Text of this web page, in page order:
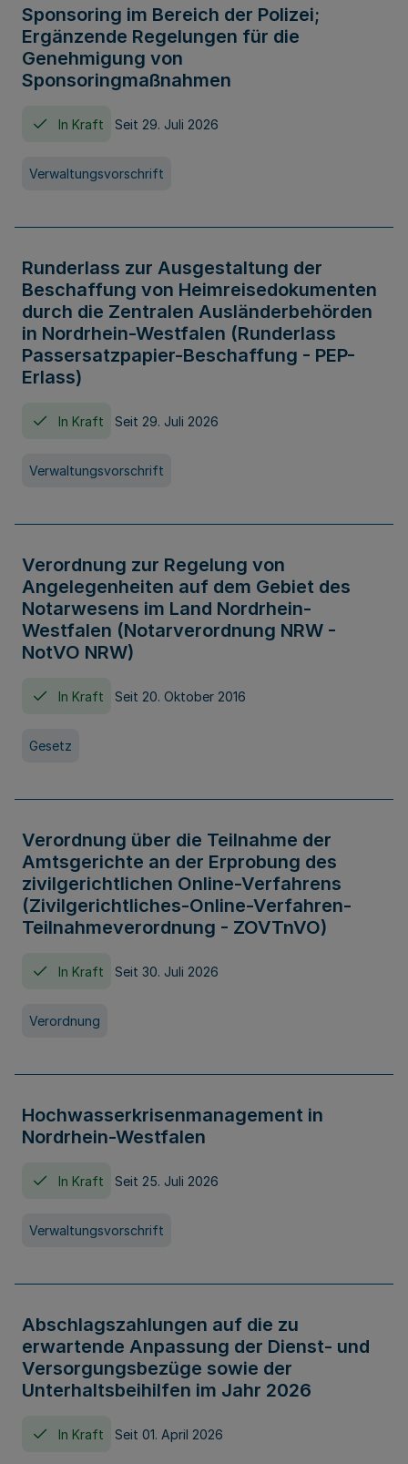
Sponsoring im Bereich der Polizei;
Ergänzende Regelungen für die
Genehmigung von
Sponsoringmaßnahmen
In Kraft Seit 29. Juli 2026
Verwaltungsvorschrift
Runderlass zur Ausgestaltung der
Beschaffung von Heimreisedokumenten
durch die Zentralen Ausländerbehörden
in Nordrhein-Westfalen (Runderlass
Passersatzpapier-Beschaffung - PEP-
Erlass)
In Kraft Seit 29. Juli 2026
Verwaltungsvorschrift
Verordnung zur Regelung von
Angelegenheiten auf dem Gebiet des
Notarwesens im Land Nordrhein-
Westfalen (Notarverordnung NRW -
NotVO NRW)
In Kraft Seit 20. Oktober 2016
Gesetz
Verordnung über die Teilnahme der
Amtsgerichte an der Erprobung des
zivilgerichtlichen Online-Verfahrens
(Zivilgerichtliches-Online-Verfahren-
Teilnahmeverordnung - ZOVTnVO)
In Kraft Seit 30. Juli 2026
Verordnung
Hochwasserkrisenmanagement in
Nordrhein-Westfalen
In Kraft Seit 25. Juli 2026
Verwaltungsvorschrift
Abschlagszahlungen auf die zu
erwartende Anpassung der Dienst- und
Versorgungsbezüge sowie der
Unterhaltsbeihilfen im Jahr 2026
In Kraft Seit 01. April 2026